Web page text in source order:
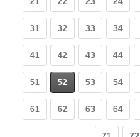
31 32 33 34
41 42 43 44
51 52 53 54
61 62 63 64